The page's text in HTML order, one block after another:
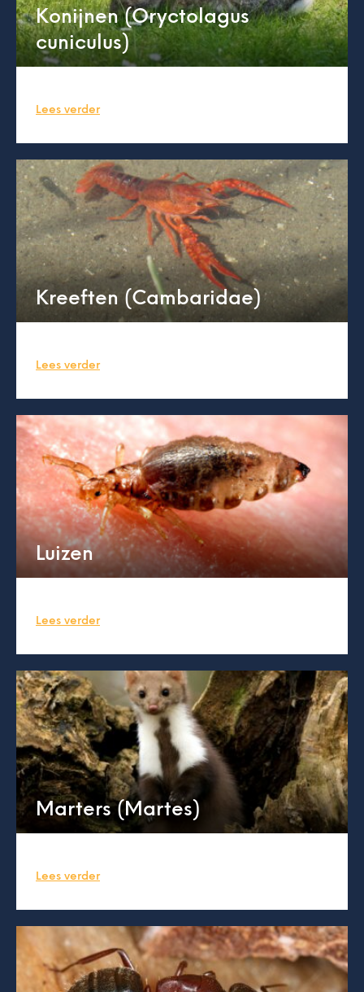
Konijnen (Oryctolagus
cuniculus)
Lees verder
Kreeften (Cambaridae)
Lees verder
Luizen
Lees verder
Marters (Martes)
Lees verder